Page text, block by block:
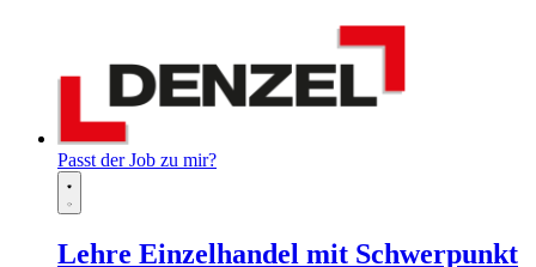
Passt der Job zu mir?
Lehre Einzelhandel mit Schwerpunkt